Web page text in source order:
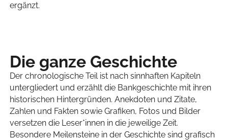
ergänzt.
Die ganze Geschichte
Der chronologische Teil ist nach sinnhaften Kapiteln
untergliedert und erzählt die Bankgeschichte mit ihren
historischen Hintergründen. Anekdoten und Zitate,
Zahlen und Fakten sowie Grafiken, Fotos und Bilder
versetzen die Leser*innen in die jeweilige Zeit.
Besondere Meilensteine in der Geschichte sind grafisch